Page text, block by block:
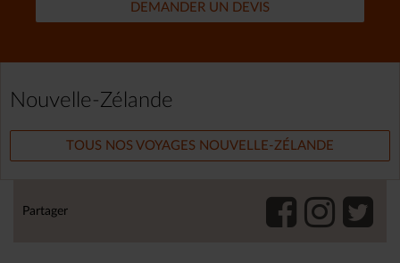
DEMANDER UN DEVIS
Nouvelle-Zélande
TOUS NOS VOYAGES NOUVELLE-ZÉLANDE
Partager